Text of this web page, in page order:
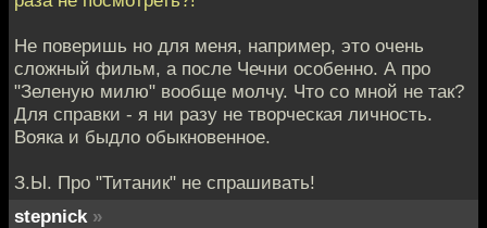
Не поверишь но для меня, например, это очень
сложный фильм, а после Чечни особенно. А про
"Зеленую милю" вообще молчу. Что со мной не так?
Для справки - я ни разу не творческая личность.
Вояка и быдло обыкновенное.
З.Ы. Про "Титаник" не спрашивать!
stepnick »